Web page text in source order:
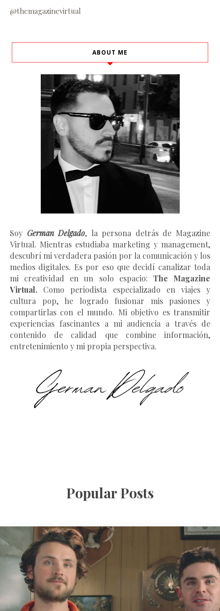
@themagazinevirtual
ABOUT ME
Soy German Delgado, la persona detrás de Magazine
Virtual. Mientras estudiaba marketing y management,
descubrí mi verdadera pasión por la comunicación y los
medios digitales. Es por eso que decidí canalizar toda
mi creatividad en un solo espacio: The Magazine
Virtual. Como periodista especializado en viajes y
cultura pop, he logrado fusionar mis pasiones y
compartirlas con el mundo. Mi objetivo es transmitir
experiencias fascinantes a mi audiencia a través de
contenido de calidad que combine información,
entretenimiento y mi propia perspectiva.
Popular Posts